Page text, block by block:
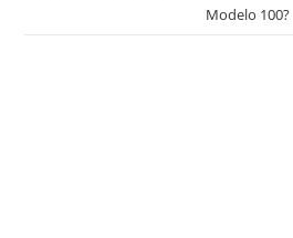
Modelo 100?